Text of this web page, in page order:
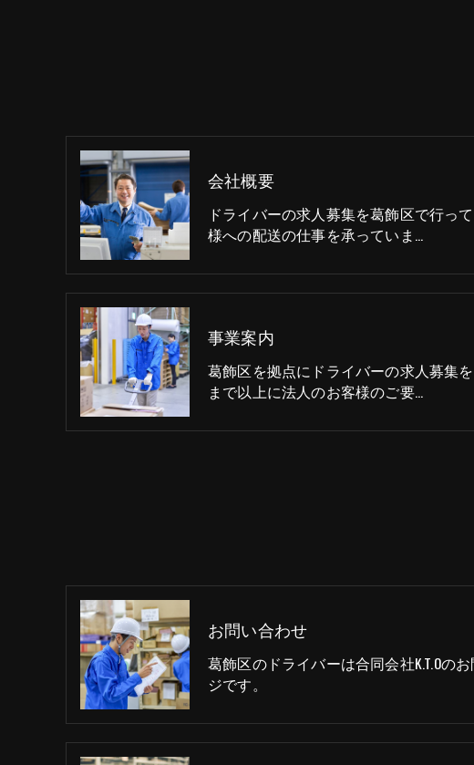
会社概要
ドライバーの求人募集を葛飾区で行っ
様への配送の仕事を承っていま…
事業案内
葛飾区を拠点にドライバーの求人募集
まで以上に法人のお客様のご要…
お問い合わせ
葛飾区のドライバーは合同会社K.T.Oの
ジです。